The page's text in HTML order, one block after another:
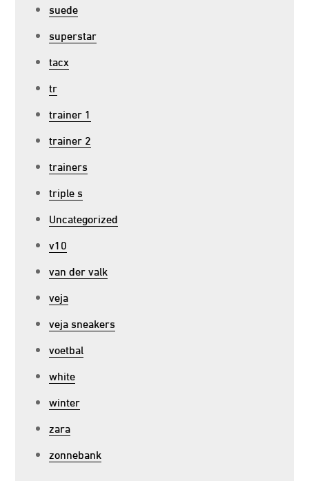
suede
superstar
tacx
tr
trainer 1
trainer 2
trainers
triple s
Uncategorized
v10
van der valk
veja
veja sneakers
voetbal
white
winter
zara
zonnebank